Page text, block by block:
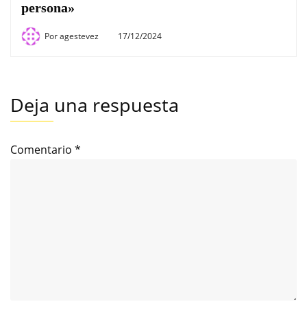
persona»
Poragestevez 17/12/2024
Deja una respuesta
Comentario *